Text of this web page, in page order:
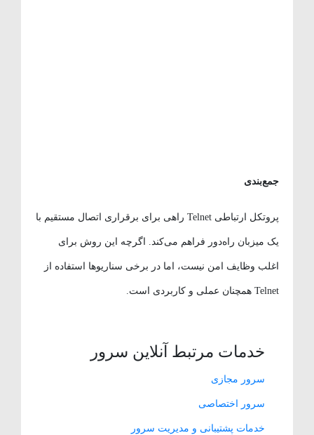
جمع‌بندی
پروتکل ارتباطی Telnet راهی برای برقراری اتصال مستقیم با
یک میزبان راه‌دور فراهم می‌کند. اگرچه این روش برای
اغلب وظایف امن نیست، اما در برخی سناریوها استفاده از
Telnet همچنان عملی و کاربردی است.
خدمات مرتبط آنلاین سرور
سرور مجازی
سرور اختصاصی
خدمات پشتیبانی و مدیریت سرور